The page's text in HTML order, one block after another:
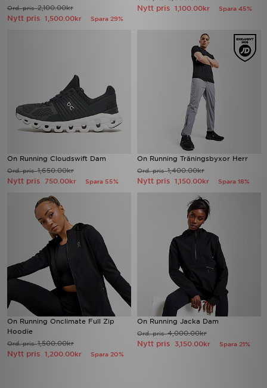
Ord. pris2,100.00kr
Nytt pris 1,500.00kr Spara 29%
Nytt pris 1,100.00kr Spara 45%
On Running Cloudswift Dam
Ord. pris1,650.00kr
Nytt pris 750.00kr Spara 55%
On Running Träningsbyxor Herr
Ord. pris1,400.00kr
Nytt pris 1,150.00kr Spara 18%
On Running Onclimate Full Zip
Hoodie
Ord. pris1,500.00kr
Nytt pris 1,200.00kr Spara 20%
On Running Jacka Dam
Ord. pris4,000.00kr
Nytt pris 3,150.00kr Spara 21%